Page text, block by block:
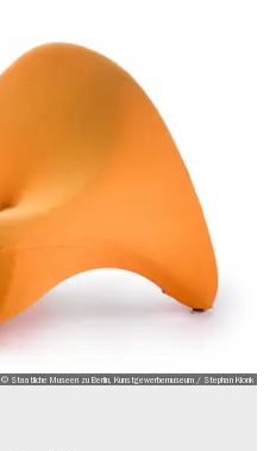
© Staatliche Museen zu Berlin, Kunstgewerbemuseum / Stephan Klonk